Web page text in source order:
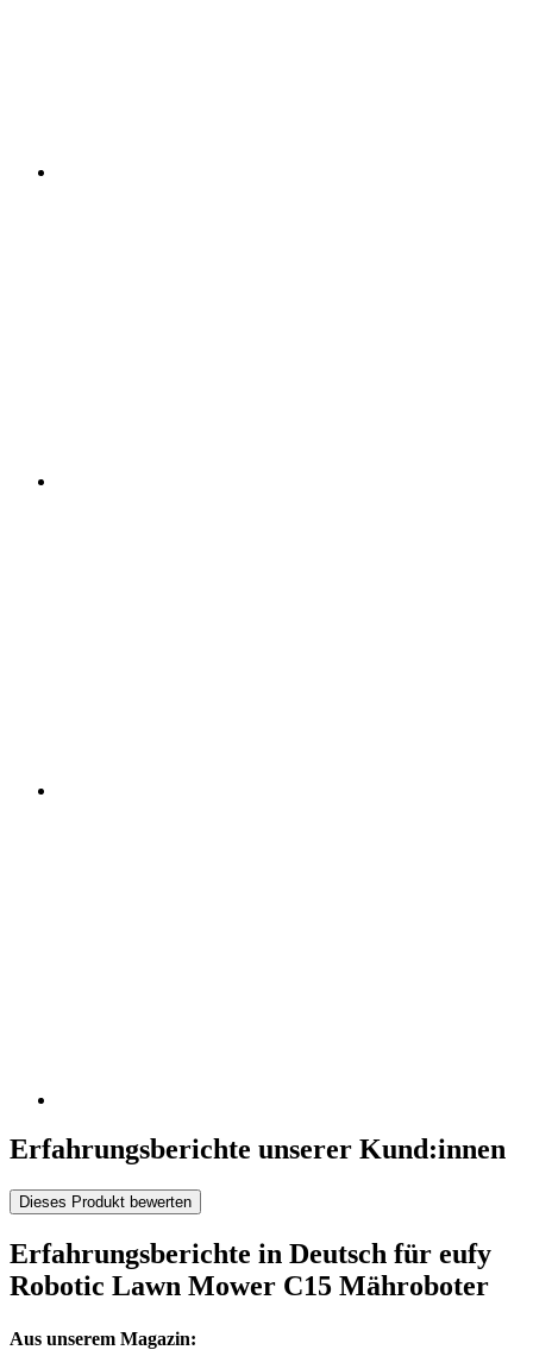
Erfahrungsberichte unserer Kund:innen
Dieses Produkt bewerten
Erfahrungsberichte in Deutsch für eufy
Robotic Lawn Mower C15 Mähroboter
Aus unserem Magazin: